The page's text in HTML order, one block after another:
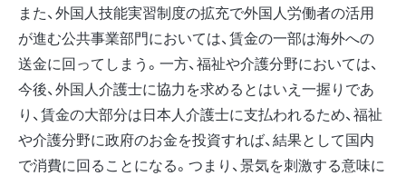
また、外国人技能実習制度の拡充で外国人労働者の活用
が進む公共事業部門においては、賃金の一部は海外への
送金に回ってしまう。一方、福祉や介護分野においては、
今後、外国人介護士に協力を求めるとはいえ一握りであ
り、賃金の大部分は日本人介護士に支払われるため、福祉
や介護分野に政府のお金を投資すれば、結果として国内
で消費に回ることになる。つまり、景気を刺激する意味に